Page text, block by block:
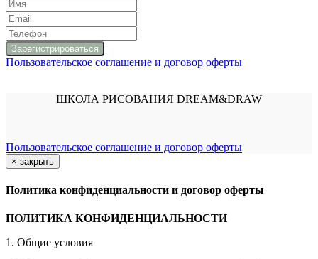
Пользовательское соглашение и договор оферты
ШКОЛА РИСОВАНИЯ DREAM&DRAW
Пользовательское соглашение и договор оферты
× закрыть
Политика конфиденциальности и договор оферты
ПОЛИТИКА КОНФИДЕНЦИАЛЬНОСТИ
1. Общие условия